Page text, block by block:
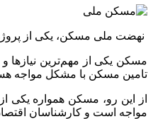
نهضت ملی مسکن، یکی از
مسکن یکی از مهم‌ترین نیازها
تامین مسکن با مشکل مواجه
از این رو، مسکن همواره
مواجه است و کارشناسان